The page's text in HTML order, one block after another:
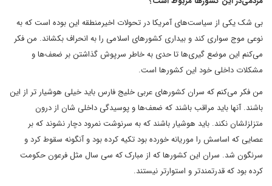
بی شک یکی از سیاست‌های آمریکا در تحولات اخیرمنطقه این بوده است که به
نوعی موج سواری کند و بیداری کشورهای اسلامی ‌را به انحراف بکشاند. من فکر
می‌کنم این موضع گیری‌ها تا حدی به خاطر سرپوش گذاشتن بر ضعف‌ها و
مشکلات داخلی خود این کشورها است.
من فکر می‌کنم که سران کشورهای عربی خلیج فارس باید خیلی هوشیار تر از این
باشند. آنها باید مراقب باشند که ضعف‌ها و پوسیدگی داخلی شان از درون
متزلزلشان نکند. باید هوشیار باشند که به سرنوشت نمرود دچار نشوند که بر
عصایی که اساسش را موریانه خورده بود تکیه کرده بود و آنگونه سقوط کرد و
سرنگون شد. سران این کشورها که از مبارک که سی سال مثل فرعون حکومت
کرده بود که قدرتمندتر و استوارتر نیستند.